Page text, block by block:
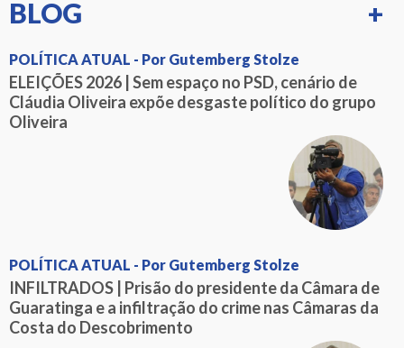
BLOG +
POLÍTICA ATUAL - Por Gutemberg Stolze
ELEIÇÕES 2026 | Sem espaço no PSD, cenário de
Cláudia Oliveira expõe desgaste político do grupo
Oliveira
POLÍTICA ATUAL - Por Gutemberg Stolze
INFILTRADOS | Prisão do presidente da Câmara de
Guaratinga e a infiltração do crime nas Câmaras da
Costa do Descobrimento